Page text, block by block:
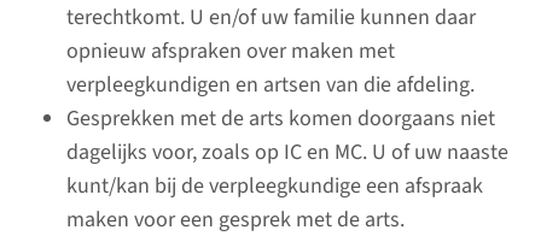
terechtkomt. U en/of uw familie kunnen daar
opnieuw afspraken over maken met
verpleegkundigen en artsen van die afdeling.
Gesprekken met de arts komen doorgaans niet
dagelijks voor, zoals op IC en MC. U of uw naaste
kunt/kan bij de verpleegkundige een afspraak
maken voor een gesprek met de arts.
IC als back-up
De IC-verpleegkundige kan u
op de verpleegafdeling
nogmaals komen bezoeken om
advies en ondersteuning te
geven.